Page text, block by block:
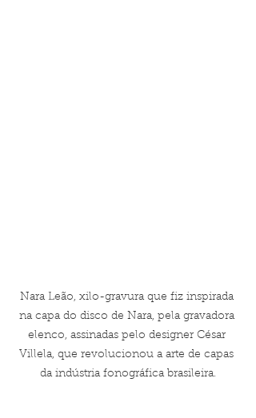
Nara Leão, xilo-gravura que fiz inspirada
na capa do disco de Nara, pela gravadora
elenco, assinadas pelo designer César
Villela, que revolucionou a arte de capas
da indústria fonográfica brasileira.